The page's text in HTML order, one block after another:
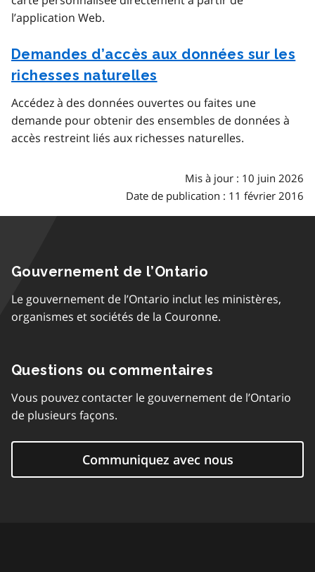
l’application Web.
Demandes d’accès aux données sur les
richesses naturelles
Accédez à des données ouvertes ou faites une
demande pour obtenir des ensembles de données à
accès restreint liés aux richesses naturelles.
Mis à jour : 10 juin 2026
Date de publication : 11 février 2016
Gouvernement de l’Ontario
Le gouvernement de l’Ontario inclut les ministères,
organismes et sociétés de la Couronne.
Questions ou commentaires
Vous pouvez contacter le gouvernement de l’Ontario
de plusieurs façons.
Communiquez avec nous